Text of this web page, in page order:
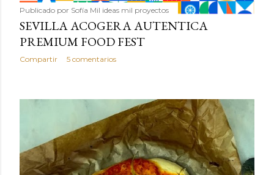
Publicado por Sofía Mil ideas mil proyectos
SEVILLA ACOGERA AUTENTICA
PREMIUM FOOD FEST
Compartir 5 comentarios